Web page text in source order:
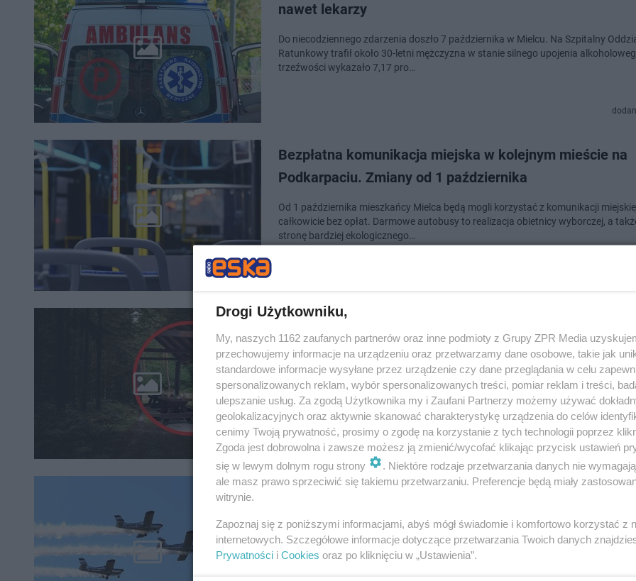
nawet lekarzy
Do niecodziennego zdarzenia doszło 7 października w Mielcu. Na Szpitalny
Ratunkowy trafił około 30-letni mężczyzna w stanie silnego upojenia
trzeźwości wykazało 7,17 pro…
Bezpłatna komunikacja miejska w kolejnym mieście na
Podkarpaciu. Zmiany od 1 października
Od 1 października mieszkańcy Mielca będą mogli korzystać z komunikacji
całkowicie bez opłat. Darmowe autobusy to realizacja obietnicy wyborczej, a
stronę bardziej ekologicznego…
W podkarpackich lasach śmiecą na potęgę. Leśnicy z
publikują niepokojące zdjęcia
Leśnicy z Nadleśnictwa Mielec alarmują: w podkarpackich lasach śmieci
zastraszającym tempie. Zamiast miejsc do odpoczynku i kontaktu z naturą,
widać sterty odpadów. Najnowsz…
Mielec znów patrzył w niebo. Tak wyglądały pokazy
Mielec ponownie udowodnił, że ma lotnicze DNA. Airshow 2025 przyciągnął
lotnisko i na dwa dni zmienił niebo nad miastem w scenę pełną akrobacji, emocji i
Drogi Użytkowniku,
My, naszych 1162 zaufanych partnerów oraz inne podmioty z Grupy ZPR Media
przechowujemy informacje na urządzeniu oraz przetwarzamy dane osobowe, takie jak
standardowe informacje wysyłane przez urządzenie czy dane przeglądania w celu
spersonalizowanych reklam, wybór spersonalizowanych treści, pomiar reklam i treści,
ulepszanie usług. Za zgodą Użytkownika my i Zaufani Partnerzy możemy używać
geolokalizacyjnych oraz aktywnie skanować charakterystykę urządzenia do celów
cenimy Twoją prywatność, prosimy o zgodę na korzystanie z tych technologii poprzez
Zgoda jest dobrowolna i zawsze możesz ją zmienić/wycofać klikając przycisk ustawień
się w lewym dolnym rogu strony
. Niektóre rodzaje przetwarzania danych nie
ale masz prawo sprzeciwić się takiemu przetwarzaniu. Preferencje będą miały
witrynie.
Zapoznaj się z poniższymi informacjami, abyś mógł świadomie i komfortowo korzystać z
internetowych. Szczegółowe informacje dotyczące przetwarzania Twoich danych
Prywatności i Cookies oraz po kliknięciu w „Ustawienia”.